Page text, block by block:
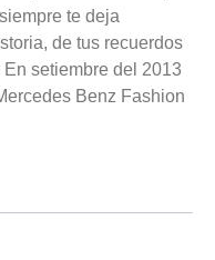
te deja
de tus recuerdos
setiembre del 2013
Benz Fashion